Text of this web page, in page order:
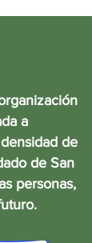
a
de
de San
personas,